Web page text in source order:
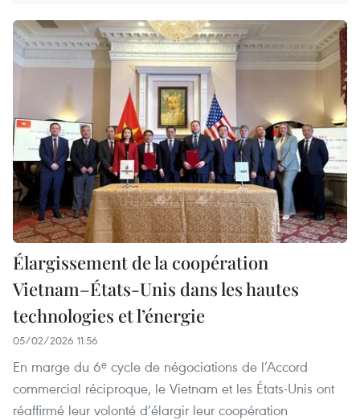
Élargissement de la coopération
Vietnam–États-Unis dans les hautes
technologies et l’énergie
05/02/2026 11:56
En marge du 6ᵉ cycle de négociations de l’Accord
commercial réciproque, le Vietnam et les États-Unis ont
réaffirmé leur volonté d’élargir leur coopération